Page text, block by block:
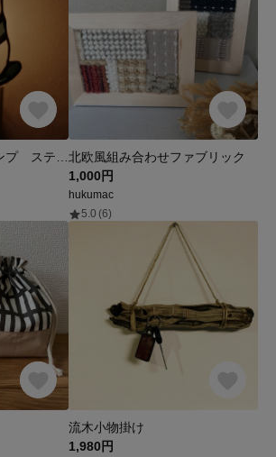
北欧風組み合わせファブリック
1,000円
hukumac
5.0 (6)
流木小物掛け
1,980円